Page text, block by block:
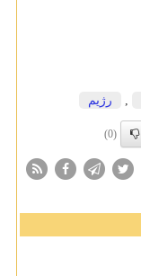
, رژیم
(0)